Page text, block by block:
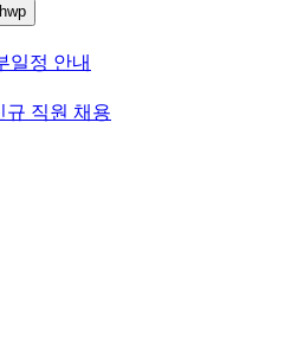
일정 안내
규 직원 채용